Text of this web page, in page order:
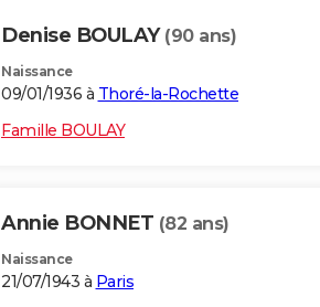
Denise BOULAY (90 ans)
Naissance
09/01/1936 à Thoré-la-Rochette
Famille BOULAY
Annie BONNET (82 ans)
Naissance
21/07/1943 à Paris